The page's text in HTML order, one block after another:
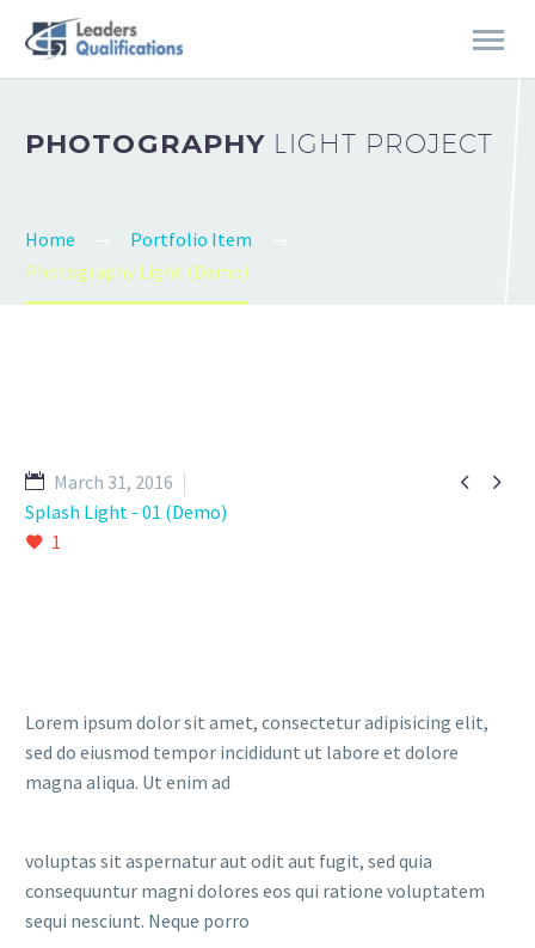
PHOTOGRAPHY LIGHT PROJECT
Home
Portfolio Item
Photography Light (Demo)
 
March 31, 2016
Splash Light - 01 (Demo)
1
Lorem ipsum dolor sit amet, consectetur adipisicing elit,
sed do eiusmod tempor incididunt ut labore et dolore
magna aliqua. Ut enim ad
voluptas sit aspernatur aut odit aut fugit, sed quia
consequuntur magni dolores eos qui ratione voluptatem
sequi nesciunt. Neque porro